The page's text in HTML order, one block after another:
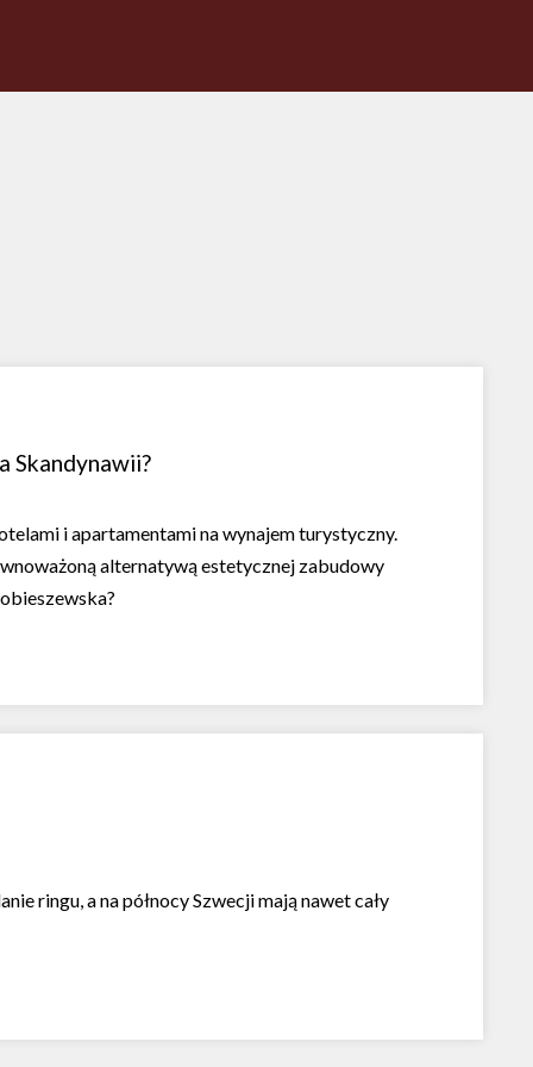
Skandynawii?
i apartamentami na wynajem turystyczny.
alternatywą estetycznej zabudowy
ringu, a na północy Szwecji mają nawet cały